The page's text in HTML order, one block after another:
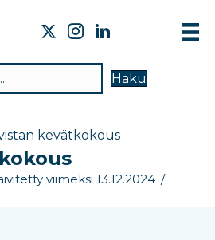
Haku
kevätkokous
viimeksi 13.12.2024 /